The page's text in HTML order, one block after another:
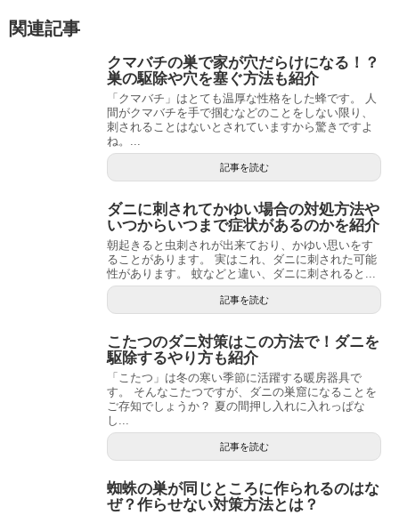
関連記事
クマバチの巣で家が穴だらけになる！？
巣の駆除や穴を塞ぐ方法も紹介
「クマバチ」はとても温厚な性格をした蜂です。 人
間がクマバチを手で掴むなどのことをしない限り、
刺されることはないとされていますから驚きですよ
ね。...
記事を読む
ダニに刺されてかゆい場合の対処方法や
いつからいつまで症状があるのかを紹介
朝起きると虫刺されが出来ており、かゆい思いをす
ることがあります。 実はこれ、ダニに刺された可能
性があります。 蚊などと違い、ダニに刺されると...
記事を読む
こたつのダニ対策はこの方法で！ダニを
駆除するやり方も紹介
「こたつ」は冬の寒い季節に活躍する暖房器具で
す。 そんなこたつですが、ダニの巣窟になることを
ご存知でしょうか？ 夏の間押し入れに入れっぱな
し...
記事を読む
蜘蛛の巣が同じところに作られるのはな
ぜ？作らせない対策方法とは？